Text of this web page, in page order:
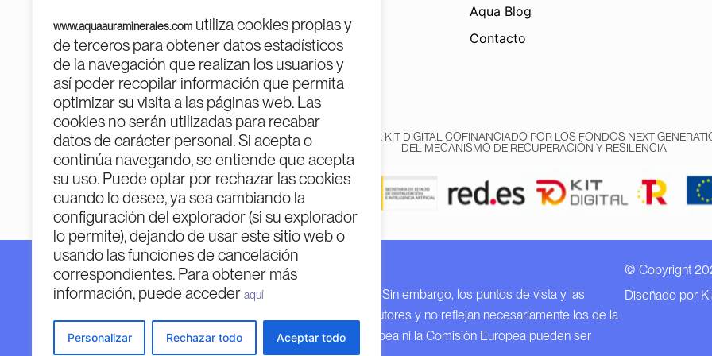
www.aquaauraminerales.com utiliza cookies propias y
de terceros para obtener datos estadísticos
de la navegación que realizan los usuarios y
así poder recopilar información que permita
optimizar su visita a las páginas web. Las
cookies no serán utilizadas para recabar
datos de carácter personal. Si acepta o
continúa navegando, se entiende que acepta
su uso. Puede optar por rechazar las cookies
cuando lo desee, ya sea cambiando la
configuración del explorador (si su explorador
lo permite), dejando de usar este sitio web o
usando las funciones de cancelación
correspondientes. Para obtener más
información, puede acceder aquí
Personalizar Rechazar todo Aceptar todo
Aqua Blog
Contacto
PROGRAMA KIT DIGITAL COFINANCIADO POR LOS FONDOS NEXT
DEL MECANISMO DE RECUPERACIÓN Y RESILENCIA
Financiado por la Unión Europea – Next Generation EU.
Financiado por la Unión Europea – Next Generation EU. Sin embargo, los puntos de vista y las
opiniones expresadas son únicamente los del autor o autores y no reflejan necesariamente los de la
Unión Europea o la Comisión Europea. Ni la Unión Europea ni la Comisión Europea pueden ser
© Copyright
Diseñado por